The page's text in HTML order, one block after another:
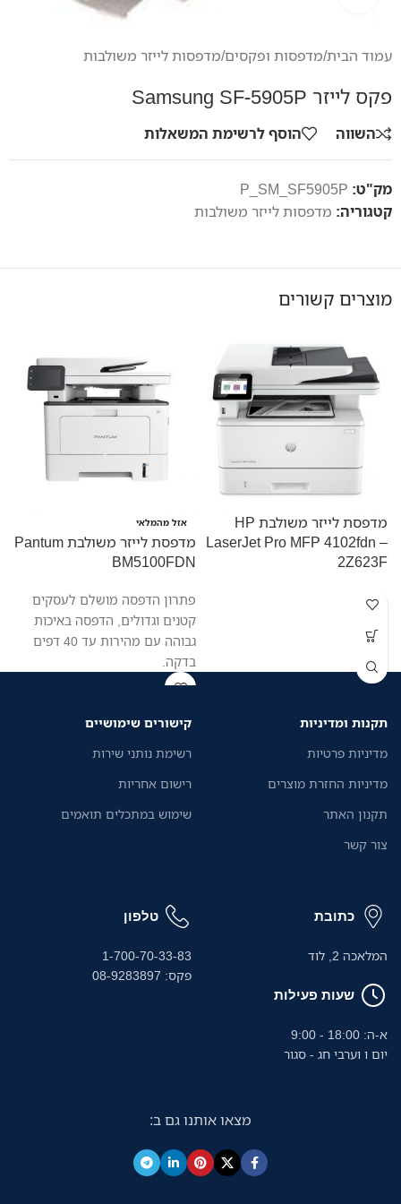
עמוד הבית/מדפסות ופקסים/מדפסות לייזר משולבות
פקס לייזר Samsung SF-5905P
השווה הוסף לרשימת המשאלות
מק"ט: P_SM_SF5905P
קטגוריה: מדפסות לייזר משולבות
מוצרים קשורים
מדפסת לייזר משולבת HP
LaserJet Pro MFP 4102fdn –
2Z623F
אזל מהמלאי
מדפסת לייזר משולבת Pantum
BM5100FDN
פתרון הדפסה מושלם לעסקים
קטנים וגדולים, הדפסה באיכות
גבוהה עם מהירות עד 40 דפים
בדקה.
תקנות ומדיניות
מדיניות פרטיות
מדיניות החזרת מוצרים
תקנון האתר
צור קשר
קישורים שימושיים
רשימת נותני שירות
רישום אחריות
שימוש במתכלים תואמים
כתובת
המלאכה 2, לוד
שעות פעילות
א-ה: 18:00 - 9:00
יום ו וערבי חג - סגור
טלפון
1-700-70-33-83
פקס: 08-9283897
מצאו אותנו גם ב: